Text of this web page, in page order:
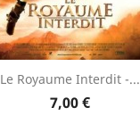
Le Royaume Interdit -...
7,00 €